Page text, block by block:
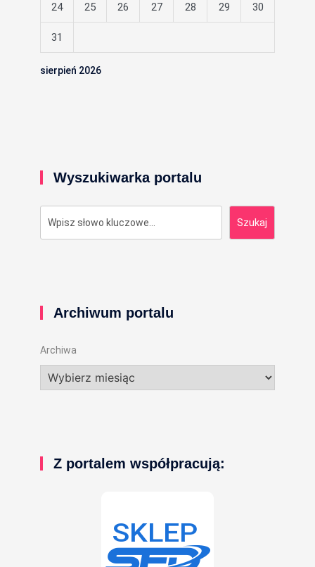
sierpień 2026
24 25 26 27 28 29 30
31
Wyszukiwarka portalu
Szukaj
Archiwum portalu
Archiwa
Z portalem współpracują: